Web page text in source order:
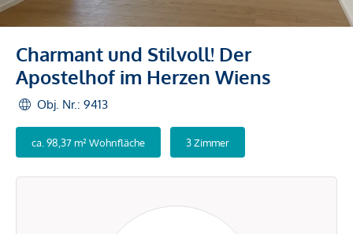
Charmant und Stilvoll! Der
Apostelhof im Herzen Wiens
Obj. Nr.: 9413
ca. 98,37 m² Wohnfläche 3 Zimmer